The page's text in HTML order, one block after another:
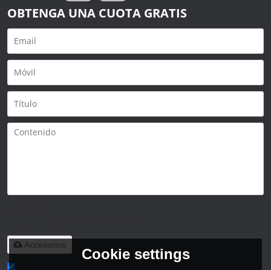
OBTENGA UNA CUOTA GRATIS
Accesorios
Cookie settings